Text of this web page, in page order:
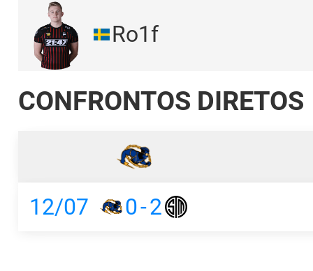
Ro1f
CONFRONTOS DIRETOS
12/07 0-2